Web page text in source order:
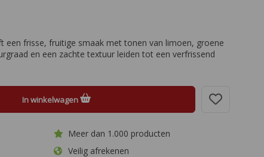
een frisse, fruitige smaak met tonen van limoen, groene
en een zachte textuur leiden tot een verfrissend
In winkelwagen
Meer dan 1.000 producten
Veilig afrekenen